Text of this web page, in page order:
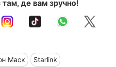
де вам зручно!
Маск Starlink